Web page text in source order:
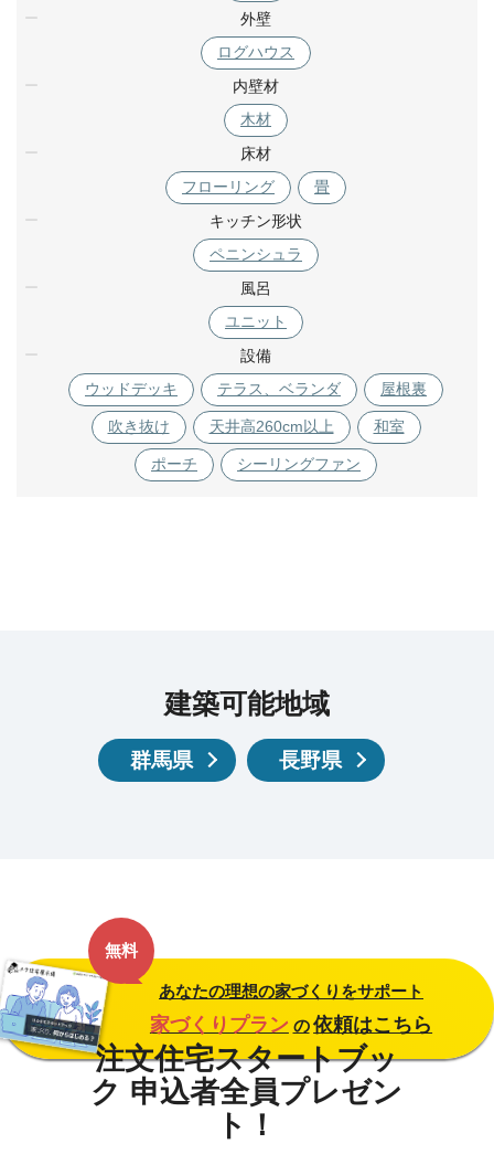
外壁
ログハウス
内壁材
木材
床材
フローリング
畳
キッチン形状
ペニンシュラ
風呂
ユニット
設備
ウッドデッキ
テラス、ベランダ 屋根裏
吹き抜け 天井高260cm以上 和室
ポーチ シーリングファン
建築可能地域
群馬県 長野県
無料
あなたの理想の家づくりをサポート
家づくりプラン の 依頼はこちら